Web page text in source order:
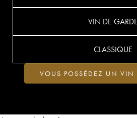
VIN DE GARDE
CLASSIQUE
VOUS POSSÉDEZ UN VIN